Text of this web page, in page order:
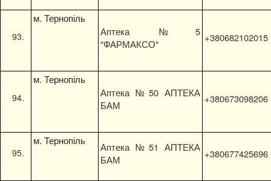
м. Тернопіль
Аптека №5
"ФАРМАКСО"
+380682102015
м. Тернопіль
Аптека №50 АПТЕКА
БАМ
+380673098206
м. Тернопіль
Аптека №51 АПТЕКА
БАМ
+380677425696